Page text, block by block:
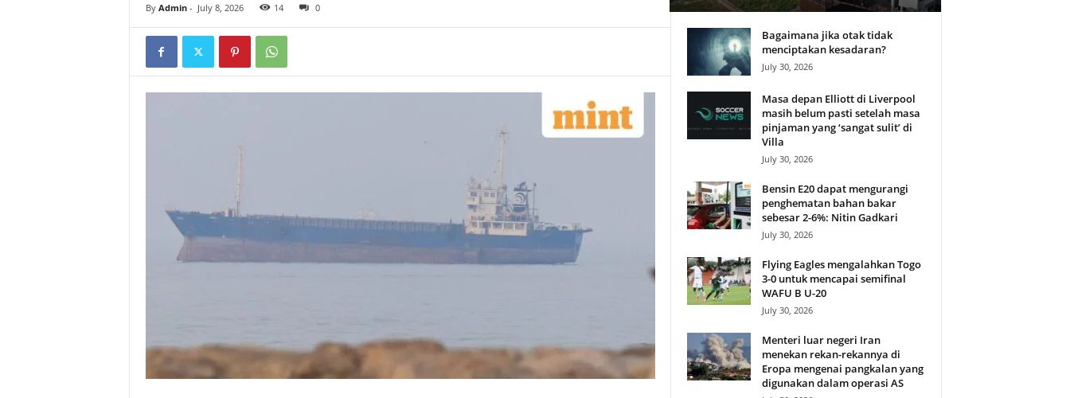
By Admin- July 8, 2026 14 0
Bagaimana jika otak tidak
menciptakan kesadaran?
July 30, 2026
Masa depan Elliott di Liverpool
masih belum pasti setelah masa
pinjaman yang ‘sangat sulit’ di
Villa
July 30, 2026
Bensin E20 dapat mengurangi
penghematan bahan bakar
sebesar 2-6%: Nitin Gadkari
July 30, 2026
Flying Eagles mengalahkan Togo
3-0 untuk mencapai semifinal
WAFU B U-20
July 30, 2026
Menteri luar negeri Iran
menekan rekan-rekannya di
Eropa mengenai pangkalan yang
digunakan dalam operasi AS